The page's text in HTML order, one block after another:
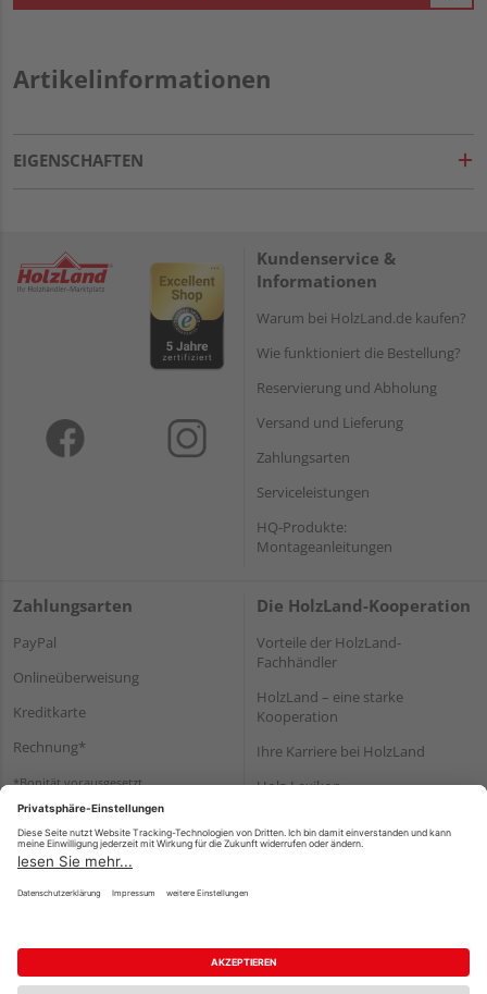
Artikelinformationen
EIGENSCHAFTEN
Kundenservice &
Informationen
Warum bei HolzLand.de kaufen?
Wie funktioniert die Bestellung?
Reservierung und Abholung
Versand und Lieferung
Zahlungsarten
Serviceleistungen
HQ-Produkte:
Montageanleitungen
Zahlungsarten
PayPal
Onlineüberweisung
Kreditkarte
Rechnung*
*Bonität vorausgesetzt
Die HolzLand-Kooperation
Vorteile der HolzLand-
Fachhändler
HolzLand – eine starke
Kooperation
Ihre Karriere bei HolzLand
Holz-Lexikon
Impressum Datenschutz
Nutzungsbedingungen
Barrierefreiheitserklärung
Vertrag widerrufen